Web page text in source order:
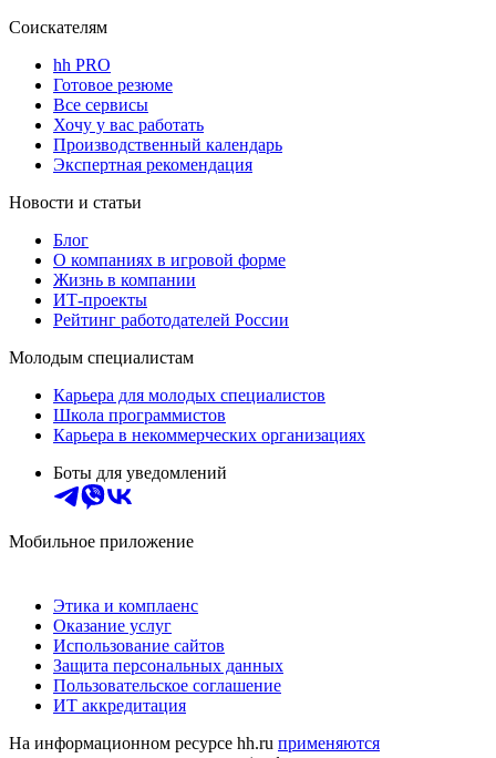
Соискателям
hh PRO
Готовое резюме
Все сервисы
Хочу у вас работать
Производственный календарь
Экспертная рекомендация
Новости и статьи
Блог
О компаниях в игровой форме
Жизнь в компании
ИТ-проекты
Рейтинг работодателей России
Молодым специалистам
Карьера для молодых специалистов
Школа программистов
Карьера в некоммерческих организациях
Боты для уведомлений
Мобильное приложение
Этика и комплаенс
Оказание услуг
Использование сайтов
Защита персональных данных
Пользовательское соглашение
ИТ аккредитация
На информационном ресурсе hh.ru применяются